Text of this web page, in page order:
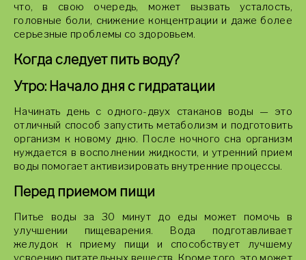
что, в свою очередь, может вызвать усталость,
головные боли, снижение концентрации и даже более
серьезные проблемы со здоровьем.
Когда следует пить воду?
Утро: Начало дня с гидратации
Начинать день с одного-двух стаканов воды — это
отличный способ запустить метаболизм и подготовить
организм к новому дню. После ночного сна организм
нуждается в восполнении жидкости, и утренний прием
воды помогает активизировать внутренние процессы.
Перед приемом пищи
Питье воды за 30 минут до еды может помочь в
улучшении пищеварения. Вода подготавливает
желудок к приему пищи и способствует лучшему